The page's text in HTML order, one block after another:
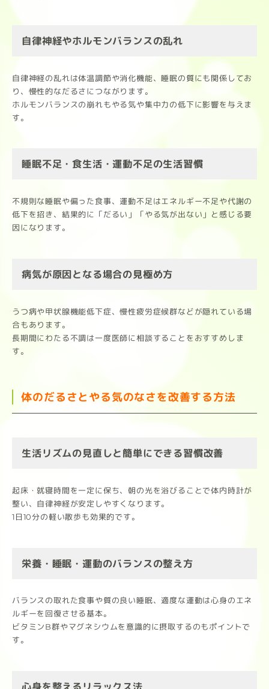
自律神経やホルモンバランスの乱れ
自律神経の乱れは体温調節や消化機能、睡眠の質にも関係してお
り、慢性的なだるさにつながります。
ホルモンバランスの崩れもやる気や集中力の低下に影響を与えま
す。
睡眠不足・食生活・運動不足の生活習慣
不規則な睡眠や偏った食事、運動不足はエネルギー不足や代謝の
低下を招き、結果的に「だるい」「やる気が出ない」と感じる要
因になります。
病気が原因となる場合の見極め方
うつ病や甲状腺機能低下症、慢性疲労症候群などが隠れている場
合もあります。
長期間にわたる不調は一度医師に相談することをおすすめしま
す。
体のだるさとやる気のなさを改善する方法
生活リズムの見直しと簡単にできる習慣改善
起床・就寝時間を一定に保ち、朝の光を浴びることで体内時計が
整い、自律神経が安定しやすくなります。
1日10分の軽い散歩も効果的です。
栄養・睡眠・運動のバランスの整え方
バランスの取れた食事や質の良い睡眠、適度な運動は心身のエネ
ルギーを回復させる基本。
ビタミンB群やマグネシウムを意識的に摂取するのもポイントで
す。